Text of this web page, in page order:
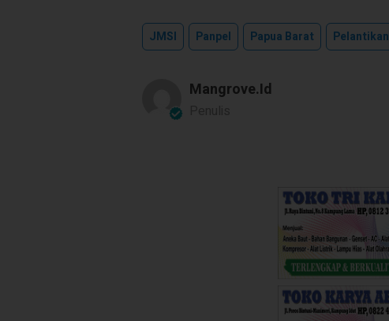
JMSI Panpel Papua Barat Pelantikan
Mangrove.id